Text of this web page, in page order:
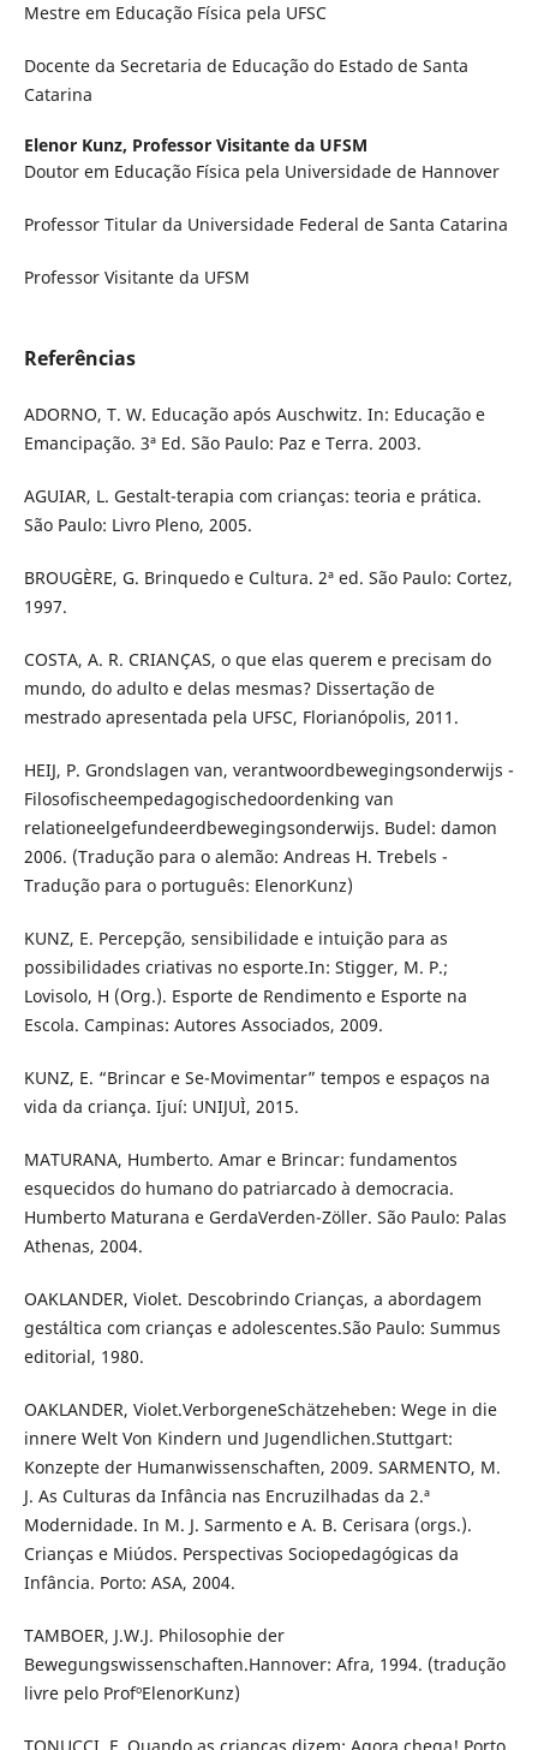
Mestre em Educação Física pela UFSC
Docente da Secretaria de Educação do Estado de Santa
Catarina
Elenor Kunz, Professor Visitante da UFSM
Doutor em Educação Física pela Universidade de Hannover
Professor Titular da Universidade Federal de Santa Catarina
Professor Visitante da UFSM
Referências
ADORNO, T. W. Educação após Auschwitz. In: Educação e
Emancipação. 3ª Ed. São Paulo: Paz e Terra. 2003.
AGUIAR, L. Gestalt-terapia com crianças: teoria e prática.
São Paulo: Livro Pleno, 2005.
BROUGÈRE, G. Brinquedo e Cultura. 2ª ed. São Paulo: Cortez,
1997.
COSTA, A. R. CRIANÇAS, o que elas querem e precisam do
mundo, do adulto e delas mesmas? Dissertação de
mestrado apresentada pela UFSC, Florianópolis, 2011.
HEIJ, P. Grondslagen van, verantwoordbewegingsonderwijs -
Filosofischeempedagogischedoordenking van
relationeelgefundeerdbewegingsonderwijs. Budel: damon
2006. (Tradução para o alemão: Andreas H. Trebels -
Tradução para o português: ElenorKunz)
KUNZ, E. Percepção, sensibilidade e intuição para as
possibilidades criativas no esporte.In: Stigger, M. P.;
Lovisolo, H (Org.). Esporte de Rendimento e Esporte na
Escola. Campinas: Autores Associados, 2009.
KUNZ, E. “Brincar e Se-Movimentar” tempos e espaços na
vida da criança. Ijuí: UNIJUÌ, 2015.
MATURANA, Humberto. Amar e Brincar: fundamentos
esquecidos do humano do patriarcado à democracia.
Humberto Maturana e GerdaVerden-Zöller. São Paulo: Palas
Athenas, 2004.
OAKLANDER, Violet. Descobrindo Crianças, a abordagem
gestáltica com crianças e adolescentes.São Paulo: Summus
editorial, 1980.
OAKLANDER, Violet.VerborgeneSchätzeheben: Wege in die
innere Welt Von Kindern und Jugendlichen.Stuttgart:
Konzepte der Humanwissenschaften, 2009. SARMENTO, M.
J. As Culturas da Infância nas Encruzilhadas da 2.ª
Modernidade. In M. J. Sarmento e A. B. Cerisara (orgs.).
Crianças e Miúdos. Perspectivas Sociopedagógicas da
Infância. Porto: ASA, 2004.
TAMBOER, J.W.J. Philosophie der
Bewegungswissenschaften.Hannover: Afra, 1994. (tradução
livre pelo ProfºElenorKunz)